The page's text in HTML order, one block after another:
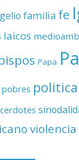
familia fe
laicos
Papa
pobres politica
violencia